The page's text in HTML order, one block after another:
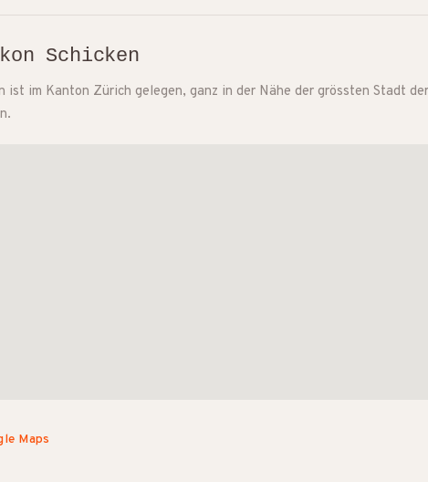
Schicken
ist im Kanton Zürich gelegen, ganz in der Nähe der grössten Stadt
Maps